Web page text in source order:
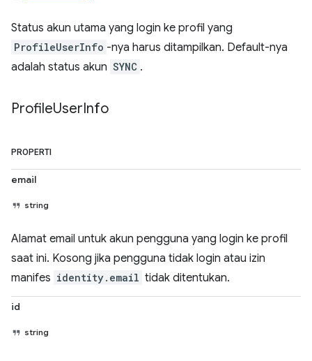
Status akun utama yang login ke profil yang
ProfileUserInfo -nya harus ditampilkan. Default-nya
adalah status akun SYNC .
ProfileUserInfo
PROPERTI
email
string
Alamat email untuk akun pengguna yang login ke profil
saat ini. Kosong jika pengguna tidak login atau izin
manifes identity.email tidak ditentukan.
id
string